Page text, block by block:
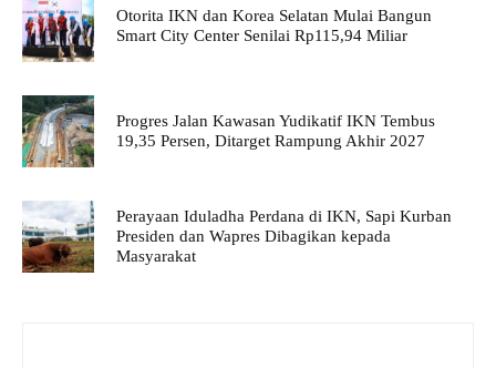
Otorita IKN dan Korea Selatan Mulai Bangun
Smart City Center Senilai Rp115,94 Miliar
Progres Jalan Kawasan Yudikatif IKN Tembus
19,35 Persen, Ditarget Rampung Akhir 2027
Perayaan Iduladha Perdana di IKN, Sapi Kurban
Presiden dan Wapres Dibagikan kepada
Masyarakat